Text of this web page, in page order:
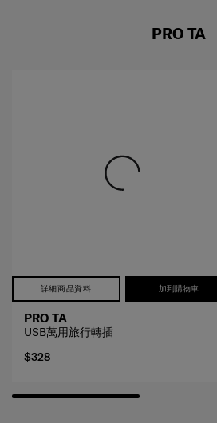
PRO TA
USB萬用旅行轉插
$328